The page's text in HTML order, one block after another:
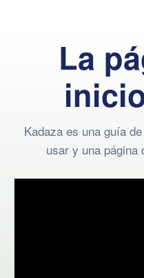
La
Kadaza es una guía
usar y una página